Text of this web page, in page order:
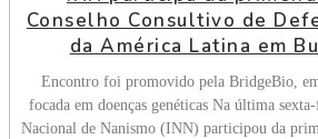
Conselho Consultivo de
da América Latina em
Encontro foi promovido pela BridgeBio,
focada em doenças genéticas Na última
Nacional de Nanismo (INN) participou da